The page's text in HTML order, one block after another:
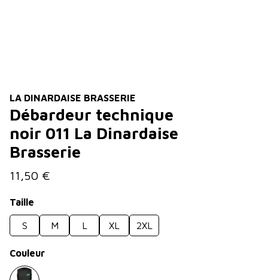
LA DINARDAISE BRASSERIE
Débardeur technique
noir 011 La Dinardaise
Brasserie
11,50 €
Taille
S M L XL 2XL
Couleur